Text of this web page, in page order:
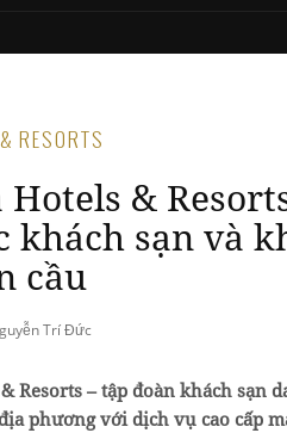
RESORTS
Hotels &
khách sạn và
cầu
Trí Đức
Resorts – tập đoàn khách sạn
phương với dịch vụ cao cấp